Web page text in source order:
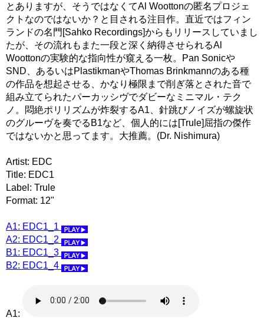
とありますが、そうではなくてAl Woottonの匿名プロジェ
クトなのではないか？と目される注目作。直近ではフィン
ランドの名門[Sahko Recordings]からもリリースしていまし
たが、その流れもまた一段と深く納得させられるAl
Woottonの実験的な指向性が窺える一枚。Pan Sonicや
SND、あるいはPlastikmanやThomas Brinkmannのある種
の作品を想起させる、かなり極限まで削ぎ落とされた音で
組み立てられたパーカッシヴでダビーなミニマル・テク
ノ。悶絶ポリリズムが炸裂するA1、針跳びノイズが螺旋状
のグルーヴを奏でるB1など、個人的には[Trule]屈指の傑作
ではないかと思ってます。大推薦。(Dr. Nishimura)
Artist: EDC
Title: EDC1
Label: Trule
Format: 12"
A1: EDC1_1
A2: EDC1_2
B1: EDC1_3
B2: EDC1_4
A1: